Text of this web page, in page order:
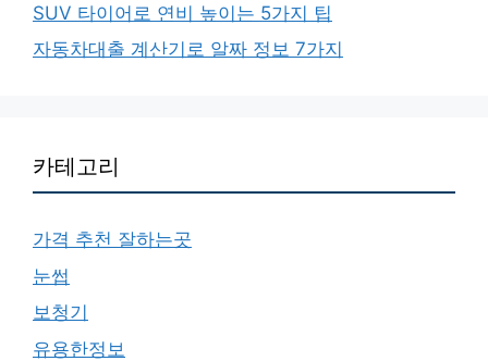
SUV 타이어로 연비 높이는 5가지 팁
자동차대출 계산기로 알짜 정보 7가지
카테고리
가격 추천 잘하는곳
눈썹
보청기
유용한정보